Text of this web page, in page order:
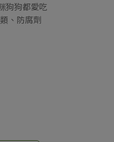
狗狗都愛吃
、防腐劑